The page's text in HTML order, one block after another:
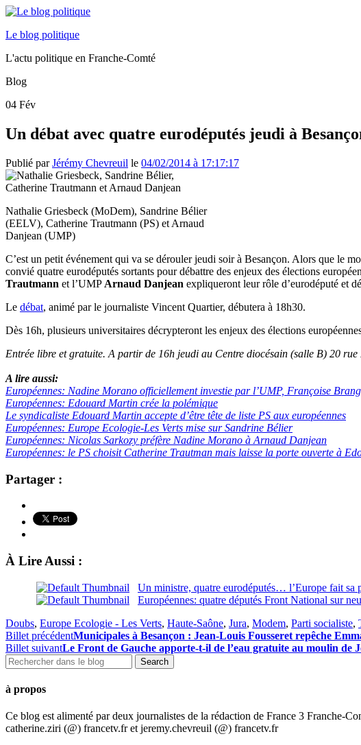
Le blog politique
L'actu politique en Franche-Comté
Blog
04 Fév
Un débat avec quatre eurodéputés jeudi à
Publié parJérémy Chevreuil le 04/02/2014 à 17:17:17
Nathalie Griesbeck (MoDem), Sandrine Bélier
(EELV), Catherine Trautmann (PS) et Arnaud
Danjean (UMP)
C’est un petit événement qui va se dérouler jeudi soir à Besançon. Alors que le
convié quatre eurodéputés sortants pour débattre des enjeux des élections
Trautmann et l’UMP Arnaud Danjean expliqueront leur rôle d’eurodéputé et
Le débat, animé par le journaliste Vincent Quartier, débutera à 18h30.
Dès 16h, plusieurs universitaires décrypteront les enjeux des élections
Entrée libre et gratuite. A partir de 16h jeudi au Centre diocésain (salle B) 20 rue
A lire aussi:
Européennes: Nadine Morano officiellement investie par l’UMP, Françoise
Européennes: Edouard Martin crée la polémique
Le syndicaliste Edouard Martin accepte d’être tête de liste PS aux européennes
Européennes: Europe Ecologie-Les Verts mise sur Sandrine Bélier
Européennes: Nicolas Sarkozy préfère Nadine Morano à Arnaud Danjean
Européennes: le PS choisit Catherine Trautman mais laisse la porte ouverte à
Partager :
À Lire Aussi :
Un ministre, quatre eurodéputés… l’Europe fait sa
Européennes: quatre députés Front National sur
Doubs, Europe Ecologie - Les Verts, Haute-Saône, Jura, Modem, Parti socialiste,
Billet précédentMunicipales à Besançon : Jean-Louis Fousseret repêche
Billet suivantLe Front de Gauche apporte-t-il de l’eau gratuite au moulin de
à propos
Ce blog est alimenté par deux journalistes de la rédaction de France 3 Franche-
catherine.ziri (@) francetv.fr et jeremy.chevreuil (@) francetv.fr